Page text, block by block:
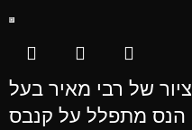
ציור של רבי מאיר בעל
הנס מתפלל על קנבס